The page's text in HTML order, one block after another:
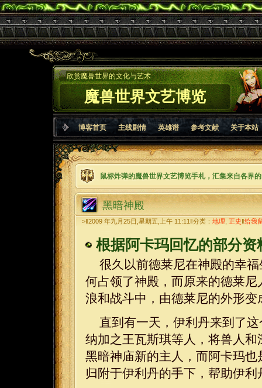
魔兽世界文艺博览
欣赏魔兽世界的文化与艺术
博客首页 主线剧情 英雄谱 参考文献 关于本站
鼠标炸弹的魔兽世界文艺博览手札，汇集来自各界
黑暗神殿
>‖2009 年九月25日,星期五,上午 11:11‖分类： 地理 正史 给我
根据阿卡玛回忆的部分资
很久以前德莱尼在神殿的幸
何占领了神殿，而原来的德莱
浪和战斗中，由德莱尼的外形
直到有一天，伊利丹来到了
纳加之王瓦斯琪等人，将兽人
黑暗神庙新的主人，而阿卡玛
归附于伊利丹的手下，帮助伊